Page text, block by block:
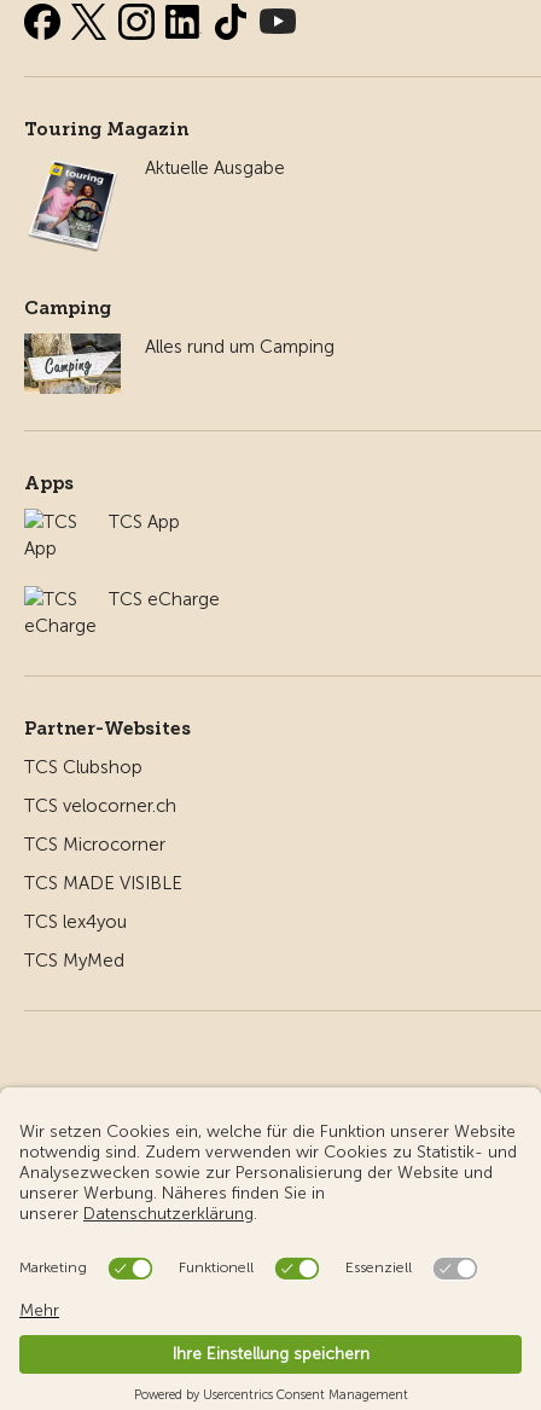
Touring Magazin
Aktuelle Ausgabe
Camping
Alles rund um Camping
Apps
TCS App
TCS eCharge
Partner-Websites
TCS Clubshop
TCS velocorner.ch
TCS Microcorner
TCS MADE VISIBLE
TCS lex4you
TCS MyMed
© Touring Club Schweiz
Benutzungsbedingungen - rechtliche Informationen
Cookie-Einstellungen